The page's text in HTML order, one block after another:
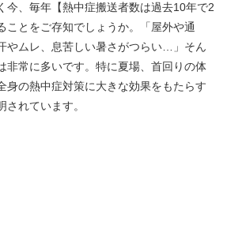
今、毎年【熱中症搬送者数は過去10年で2
ことをご存知でしょうか。「屋外や通
やムレ、息苦しい暑さがつらい…」そん
非常に多いです。特に夏場、首回りの体
身の熱中症対策に大きな効果をもたらす
されています。